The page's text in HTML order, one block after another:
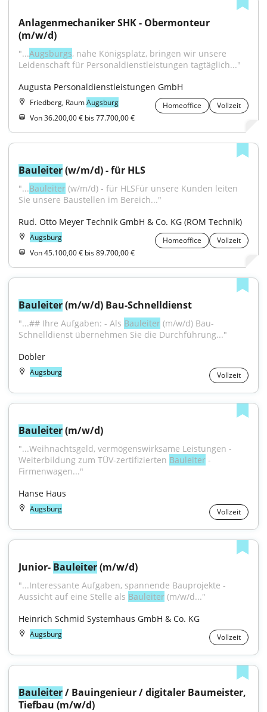
Anlagenmechaniker SHK - Obermonteur
(m/w/d)
"...Augsburgs, nähe Königsplatz, bringen wir unsere
Leidenschaft für Personaldienstleistungen tagtäglich..."
Augusta Personaldienstleistungen GmbH
Friedberg, RaumAugsburg Homeoffice
Vollzeit
Von 36.200,00 € bis 77.700,00 €
Bauleiter (w/m/d) - für HLS
"...Bauleiter (w/m/d) - für HLSFür unsere Kunden leiten
Sie unsere Baustellen im Bereich..."
Rud. Otto Meyer Technik GmbH & Co. KG (ROM Technik)
Augsburg Homeoffice
Vollzeit
Von 45.100,00 € bis 89.700,00 €
Bauleiter (m/w/d) Bau-Schnelldienst
"...## Ihre Aufgaben: - Als Bauleiter (m/w/d) Bau-
Schnelldienst übernehmen Sie die Durchführung..."
Dobler
Augsburg Vollzeit
Bauleiter (m/w/d)
"...Weihnachtsgeld, vermögenswirksame Leistungen -
Weiterbildung zum TÜV-zertifizierten Bauleiter -
Firmenwagen..."
Hanse Haus
Augsburg Vollzeit
Junior- Bauleiter (m/w/d)
"...Interessante Aufgaben, spannende Bauprojekte -
Aussicht auf eine Stelle als Bauleiter (m/w/d..."
Heinrich Schmid Systemhaus GmbH & Co. KG
Augsburg Vollzeit
Bauleiter / Bauingenieur / digitaler Baumeister,
Tiefbau (m/w/d)